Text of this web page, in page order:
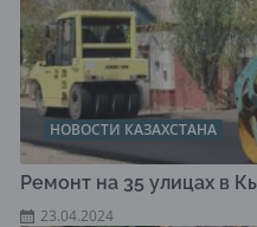
НОВОСТИ КАЗАХСТАНА
Ремонт на 35 улицах в
23.04.2024